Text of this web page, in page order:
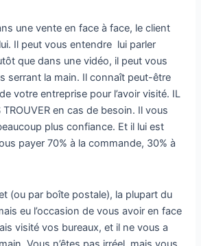
une vente en face à face, le client
Il peut vous entendre lui parler
que dans une vidéo, il peut vous
serrant la main. Il connaît peut-être
votre entreprise pour l’avoir visité. IL
TROUVER en cas de besoin. Il vous
plus confiance. Et il lui est
payer 70% à la commande, 30% à
(ou par boîte postale), la plupart du
eu l’occasion de vous avoir en face
visité vos bureaux, et il ne vous a